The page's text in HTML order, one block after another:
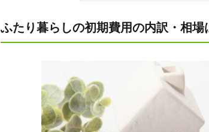
ふたり暮らしの初期費用の内訳・相場